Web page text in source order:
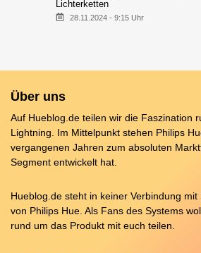
Lichterketten
28.11.2024 - 9:15 Uhr
Über uns
Auf Hueblog.de teilen wir die Faszination
Lightning. Im Mittelpunkt stehen Philips
vergangenen Jahren zum absoluten
Segment entwickelt hat.
Hueblog.de steht in keiner Verbindung
von Philips Hue. Als Fans des Systems
rund um das Produkt mit euch teilen.